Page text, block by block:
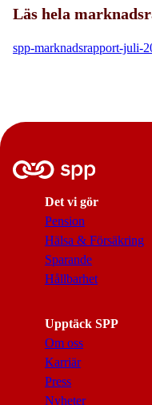
Läs hela
spp-marknadsrapport-juli-
Det vi gör
Pension
Hälsa & Försäkring
Sparande
Hållbarhet
Upptäck SPP
Om oss
Karriär
Press
Nyheter